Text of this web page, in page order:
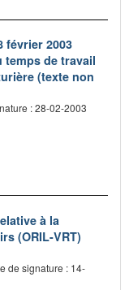
février 2003
de travail
(texte non
: 28-02-2003
à la
(ORIL-VRT)
de signature : 14-